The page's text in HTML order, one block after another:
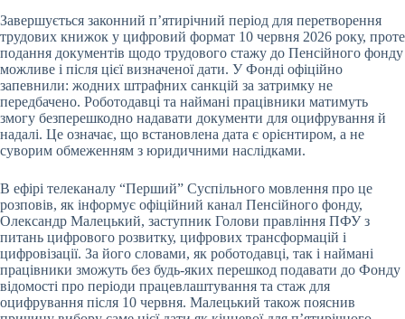
Завершується законний п’ятирічний період для перетворення
трудових книжок у цифровий формат 10 червня 2026 року, проте
подання документів щодо трудового стажу до Пенсійного фонду
можливе і після цієї визначеної дати. У Фонді офіційно
запевнили: жодних штрафних санкцій за затримку не
передбачено. Роботодавці та наймані працівники матимуть
змогу безперешкодно надавати документи для оцифрування й
надалі. Це означає, що встановлена дата є орієнтиром, а не
суворим обмеженням з юридичними наслідками.
В ефірі телеканалу “Перший” Суспільного мовлення про це
розповів, як інформує офіційний канал Пенсійного фонду,
Олександр Малецький, заступник Голови правління ПФУ з
питань цифрового розвитку, цифрових трансформацій і
цифровізації. За його словами, як роботодавці, так і наймані
працівники зможуть без будь-яких перешкод подавати до Фонду
відомості про періоди працевлаштування та стаж для
оцифрування після 10 червня. Малецький також пояснив